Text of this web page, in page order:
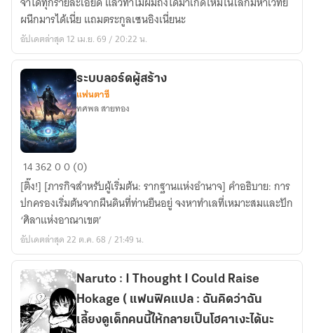
JJK
:
เกิด
ใหม่
ใน
ตระกูล
เซน
อิง
ก่อน
เนื้อ
เรื่อง
หลัก
1
เนี่ย
นะ
ผนึกมารได้เนี่ย แถมตระกูลเซนอิงเนี่ยนะ
อัปเดตล่าสุด 12 เม.ย. 69 / 20:22 น.
ระบบ
ลอร์ด
ผู้
สร้าง
ระบบลอร์ดผู้สร้าง
แฟนตาซี
ทศพล สายทอง
1436200 (0)
[ติ๊ง!] [ภารกิจสำหรับผู้เริ่มต้น: รากฐานแห่งอำนาจ] คำอธิบาย: การ
ปกครองเริ่มต้นจากผืนดินที่ท่านยืนอยู่ จงหาทำเลที่เหมาะสมและปัก
‘ศิลาแห่งอาณาเขต’
อัปเดตล่าสุด 22 ต.ค. 68 / 21:49 น.
Naruto : I Thought I Could Raise
Hokage ( แฟนฟิคแปล : ฉันคิดว่าฉัน
เลี้ยงดูเด็กคนนี้ให้กลายเป็นโฮคาเงะได้นะ